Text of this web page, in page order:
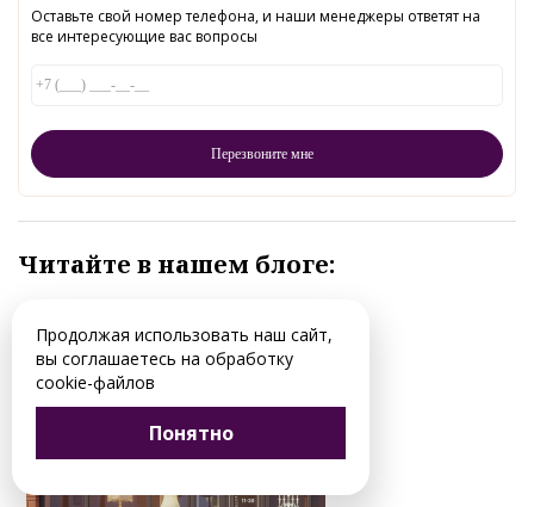
Оставьте свой номер телефона, и наши менеджеры ответят на
все интересующие вас вопросы
Читайте в нашем блоге:
Продолжая использовать наш сайт,
вы соглашаетесь на обработку
cookie-файлов
Понятно